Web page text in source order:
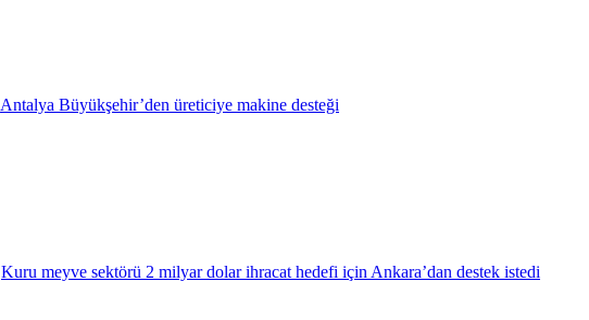
Antalya Büyükşehir’den üreticiye makine desteği
Kuru meyve sektörü 2 milyar dolar ihracat hedefi için Ankara’dan destek istedi